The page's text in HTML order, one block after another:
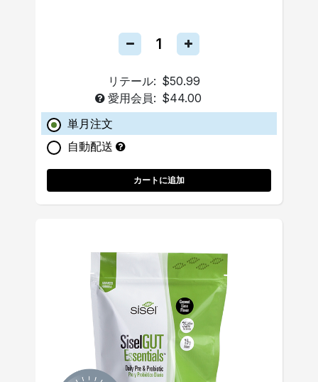
リテール: $50.99
愛用会員: $44.00
単月注文
自動配送
カートに追加